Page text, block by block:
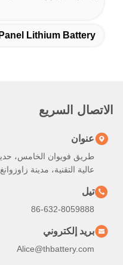
Lithium Battery
الاتصال السريع
عنوان
طريق فويوان الخامس،
عالية التقنية، مدينة
تيل
86-632-8059888
بريد إلكتروني
Alice@thbattery.com